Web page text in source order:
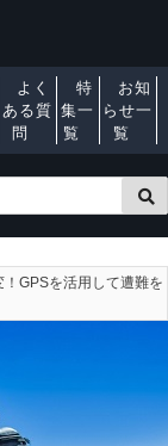
よく
ある質
問
特
集一
覧
お知
らせ一
覧
GPSを活用して遭難を